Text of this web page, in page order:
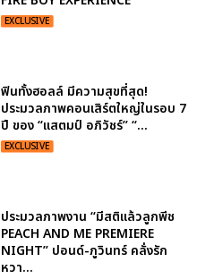
EXCLUSIVE
ฟินทั้งฮอลล์ มีความสุขที่สุด!
ประมวลภาพคอนเสิร์ตใหญ่ในรอบ 7
ปี ของ “แสตมป์ อภิวัชร์” “...
EXCLUSIVE
ประมวลภาพงาน “มีสติแล้วลูกพีช
PEACH AND ME PREMIERE
NIGHT” ปอนด์-ภูวินทร์ คลั่งรัก
หวา...